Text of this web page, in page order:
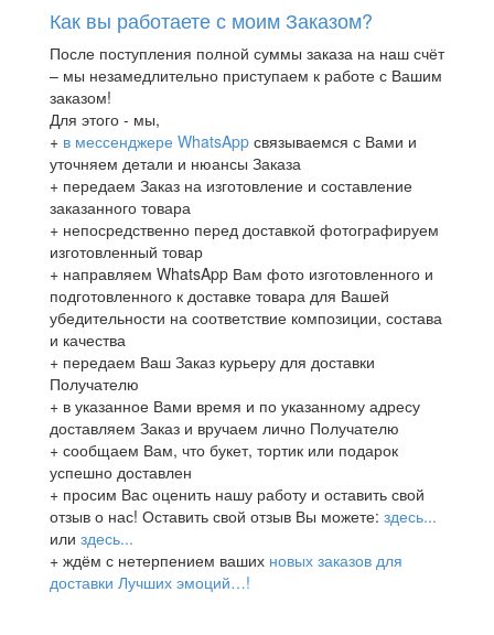
Как вы работаете с моим Заказом?
После поступления полной суммы заказа на наш счёт
– мы незамедлительно приступаем к работе с Вашим
заказом!
Для этого - мы,
+ в мессенджере WhatsApp связываемся с Вами и
уточняем детали и нюансы Заказа
+ передаем Заказ на изготовление и составление
заказанного товара
+ непосредственно перед доставкой фотографируем
изготовленный товар
+ направляем WhatsApp Вам фото изготовленного и
подготовленного к доставке товара для Вашей
убедительности на соответствие композиции, состава
и качества
+ передаем Ваш Заказ курьеру для доставки
Получателю
+ в указанное Вами время и по указанному адресу
доставляем Заказ и вручаем лично Получателю
+ сообщаем Вам, что букет, тортик или подарок
успешно доставлен
+ просим Вас оценить нашу работу и оставить свой
отзыв о нас! Оставить свой отзыв Вы можете: здесь...
или здесь...
+ ждём с нетерпением ваших новых заказов для
доставки Лучших эмоций…!